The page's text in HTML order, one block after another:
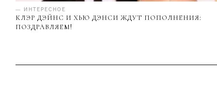
— ИНТЕРЕСНОЕ
КЛЭР ДЭЙНС И ХЬЮ ДЭНСИ ЖДУТ ПОПОЛНЕНИЯ:
ПОЗДРАВЛЯЕМ!